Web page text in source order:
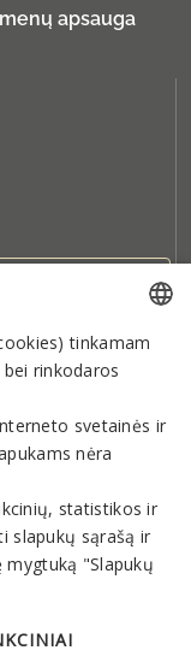
apsauga
LITHUANIAN
ENGLISH
tinkamam
rinkodaros
svetainės ir
nėra
statistikos ir
slapukų sąrašą ir
mygtuką "Slapukų